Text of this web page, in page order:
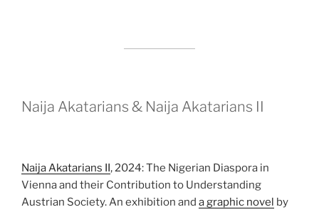
Naija Akatarians & Naija Akatarians II
Naija Akatarians II , 2024: The Nigerian Diaspora in
Vienna and their Contribution to Understanding
Austrian Society. An exhibition and a graphic novel by